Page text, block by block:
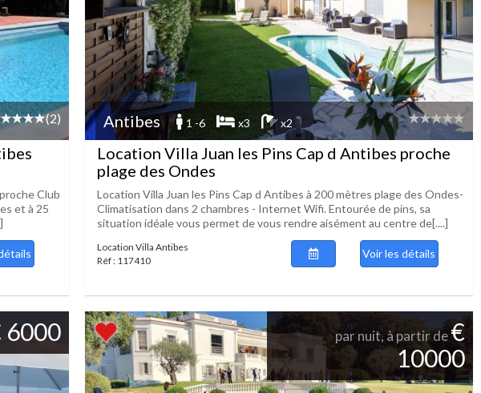
(2)
Club
et à 25
Antibes 1 -6 x3 x2
Location Villa Juan les Pins Cap d Antibes proche
plage des Ondes
Location Villa Juan les Pins Cap d Antibes à 200 mètres plage des Ondes-
Climatisation dans 2 chambres - Internet Wifi. Entourée de pins, sa
situation idéale vous permet de vous rendre aisément au centre de[....]
Location Villa Antibes
Réf : 117410
Voir les détails
6000 par nuit, à partir de€
10000